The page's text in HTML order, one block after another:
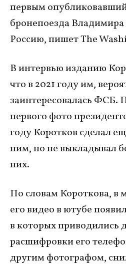
первым
бронепоезда
Россию, пишет The
В интервью изданию
что в 2021 году им,
заинтересовалась ФСБ.
первого фото
году Коротков сделал
ним, но не выкладывал
них.
По словам Короткова, в
его видео в ютубе
в которых приводились
расшифровки его
другим фотографом,